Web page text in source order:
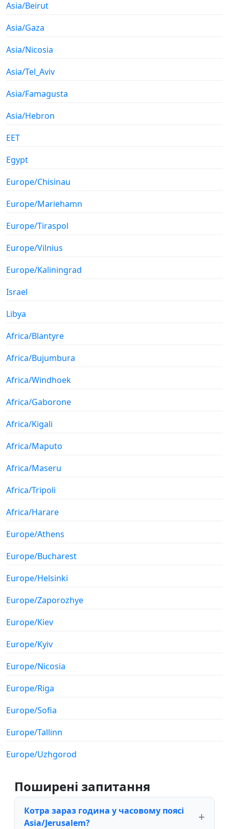
Asia/Beirut
Asia/Gaza
Asia/Nicosia
Asia/Tel_Aviv
Asia/Famagusta
Asia/Hebron
EET
Egypt
Europe/Chisinau
Europe/Mariehamn
Europe/Tiraspol
Europe/Vilnius
Europe/Kaliningrad
Israel
Libya
Africa/Blantyre
Africa/Bujumbura
Africa/Windhoek
Africa/Gaborone
Africa/Kigali
Africa/Maputo
Africa/Maseru
Africa/Tripoli
Africa/Harare
Europe/Athens
Europe/Bucharest
Europe/Helsinki
Europe/Zaporozhye
Europe/Kiev
Europe/Kyiv
Europe/Nicosia
Europe/Riga
Europe/Sofia
Europe/Tallinn
Europe/Uzhgorod
Поширені запитання
Котра зараз година у часовому поясі
Asia/Jerusalem?